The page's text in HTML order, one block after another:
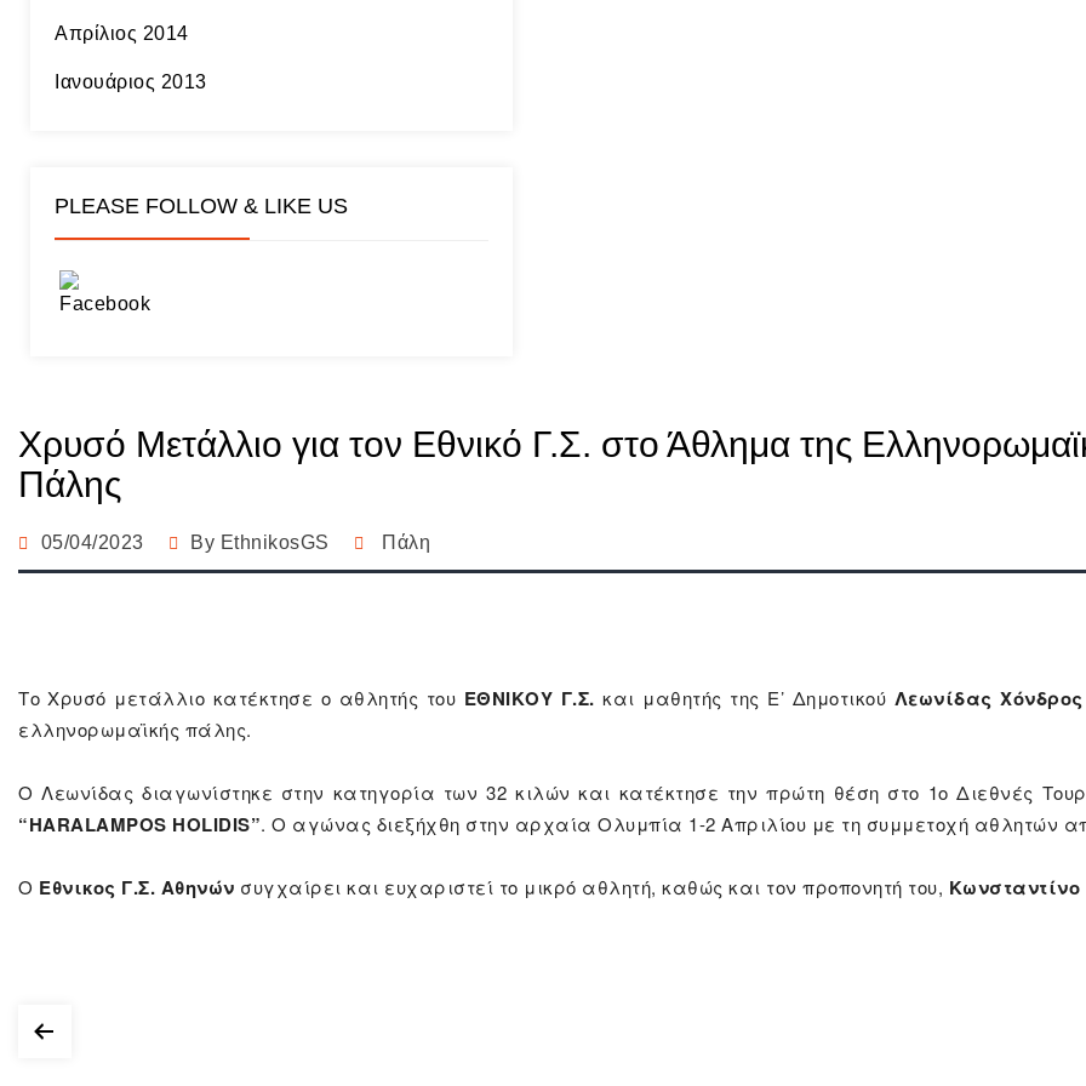
Απρίλιος 2014
Ιανουάριος 2013
PLEASE FOLLOW & LIKE US
Χρυσό Μετάλλιο για τον Εθνικό Γ.Σ. στο Άθλημα της
Πάλης
05/04/2023 By EthnikosGS Πάλη
Το Χρυσό μετάλλιο κατέκτησε ο αθλητής του ΕΘΝΙΚΟΥ Γ.Σ. και μαθητής της Ε’ Δημοτικού Λεωνίδας Χόνδρος
ελληνορωμαϊκής πάλης.
O Λεωνίδας διαγωνίστηκε στην κατηγορία των 32 κιλών και κατέκτησε την πρώτη θέση στο 1ο Διεθνές
“HARALAMPOS HOLIDIS”. Ο αγώνας διεξήχθη στην αρχαία Ολυμπία 1-2 Απριλίου με τη συμμετοχή αθλητών
Ο Εθνικος Γ.Σ. Αθηνών συγχαίρει και ευχαριστεί το μικρό αθλητή, καθώς και τον προπονητή του,